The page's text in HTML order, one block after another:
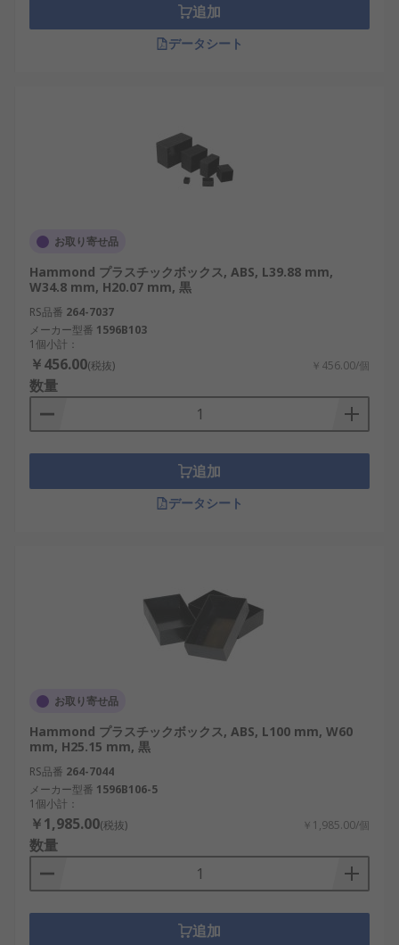
追加
データシート
お取り寄せ品
Hammond プラスチックボックス, ABS, L39.88 mm,
W34.8 mm, H20.07 mm, 黒
RS品番 264-7037
メーカー型番 1596B103
1個小計：
￥456.00(税抜) ￥456.00/個
数量
追加
データシート
お取り寄せ品
Hammond プラスチックボックス, ABS, L100 mm, W60
mm, H25.15 mm, 黒
RS品番 264-7044
メーカー型番 1596B106-5
1個小計：
￥1,985.00(税抜) ￥1,985.00/個
数量
追加